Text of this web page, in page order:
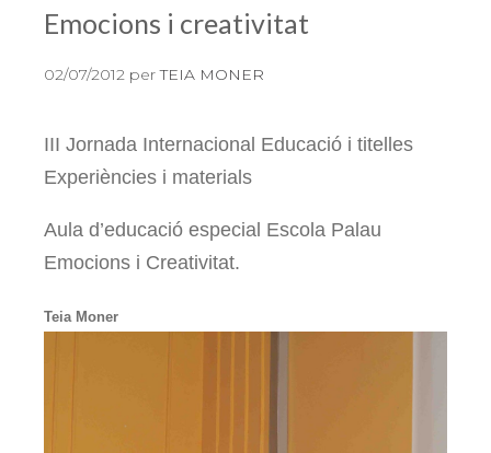
Emocions i creativitat
02/07/2012 perTEIA MONER
III Jornada Internacional Educació i titelles
Experiències i materials
Aula d’educació especial Escola Palau
Emocions i Creativitat.
Teia Moner